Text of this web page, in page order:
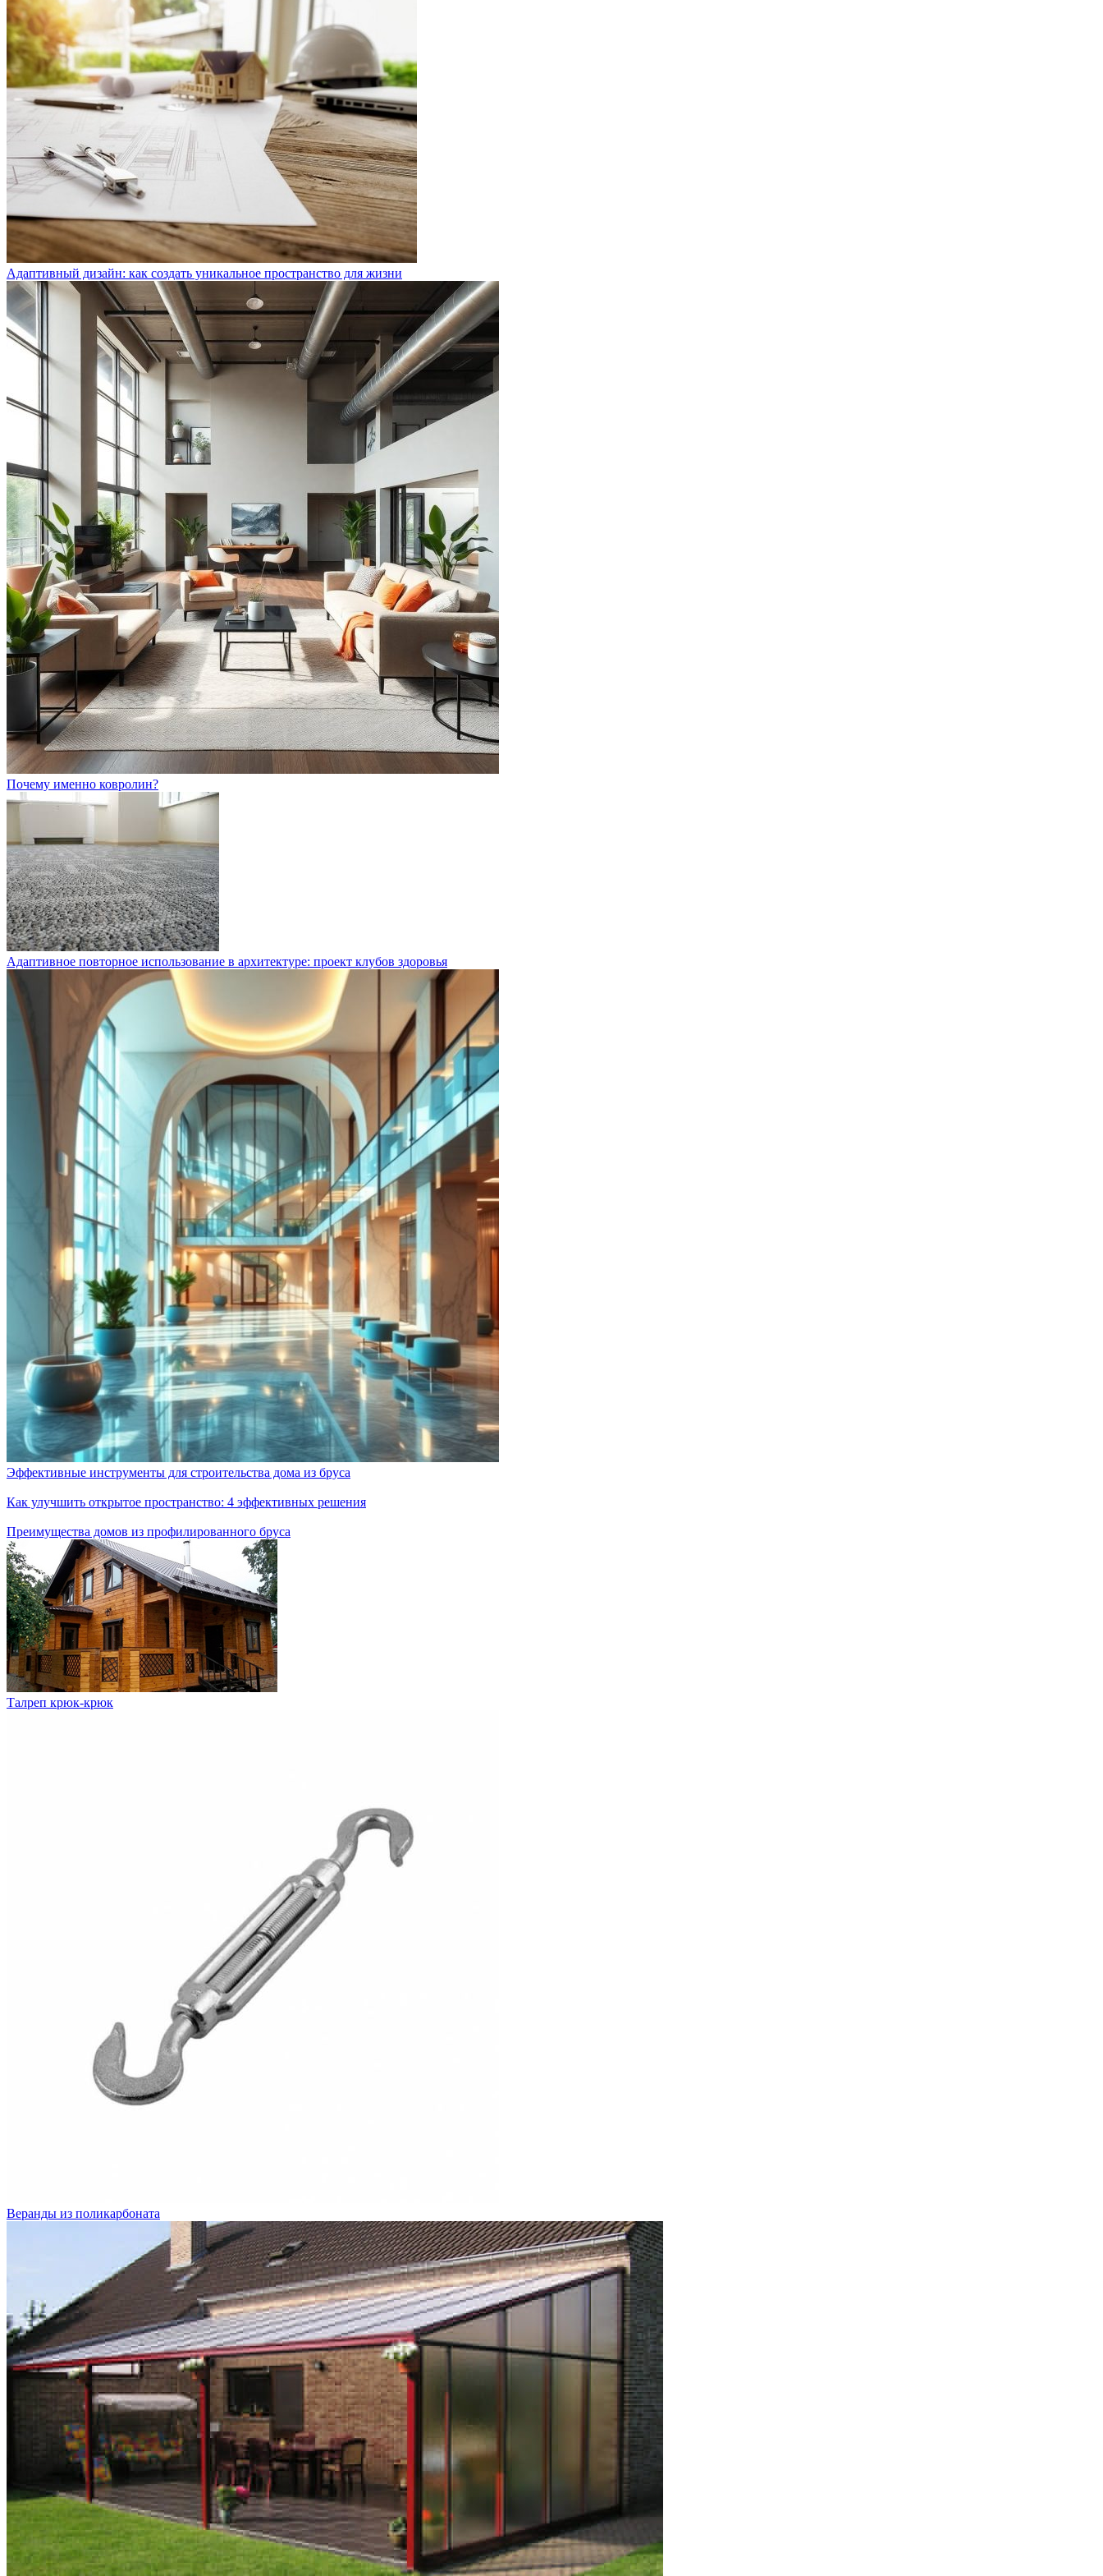
Адаптивный дизайн: как создать уникальное пространство для жизни
Почему именно ковролин?
Адаптивное повторное использование в архитектуре: проект клубов здоровья
Эффективные инструменты для строительства дома из бруса
Как улучшить открытое пространство: 4 эффективных решения
Преимущества домов из профилированного бруса
Талреп крюк-крюк
Веранды из поликарбоната